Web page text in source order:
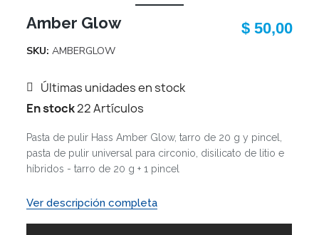
Amber Glow
SKU AMBERGLOW
$ 50,00
Últimas unidades en stock
En stock22 Artículos
Pasta de pulir Hass Amber Glow, tarro de 20 g y pincel,
pasta de pulir universal para circonio, disilicato de litio e
híbridos - tarro de 20 g + 1 pincel
Ver descripción completa